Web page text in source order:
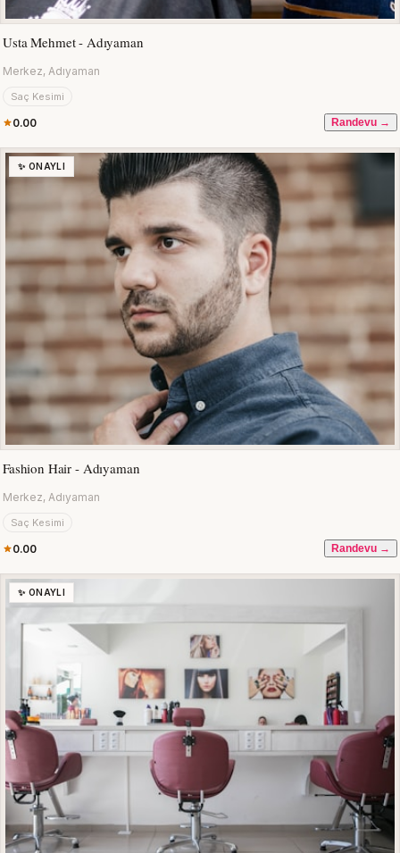
Usta Mehmet - Adıyaman
Merkez, Adıyaman
Saç Kesimi
0.00 Randevu →
✨ ONAYLI
Fashion Hair - Adıyaman
Merkez, Adıyaman
Saç Kesimi
0.00 Randevu →
✨ ONAYLI